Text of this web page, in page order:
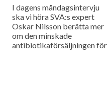
I dagens måndagsintervju
ska vi höra SVA:s expert
Oskar Nilsson berätta mer
om den minskade
antibiotikaförsäljningen för